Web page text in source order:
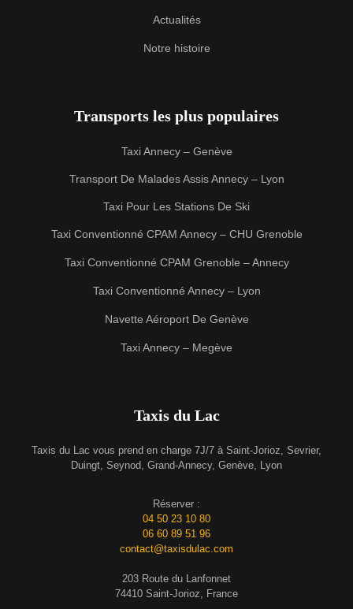
Actualités
Notre histoire
Transports les plus populaires
Taxi Annecy – Genève
Transport De Malades Assis Annecy – Lyon
Taxi Pour Les Stations De Ski
Taxi Conventionné CPAM Annecy – CHU Grenoble
Taxi Conventionné CPAM Grenoble – Annecy
Taxi Conventionné Annecy – Lyon
Navette Aéroport De Genève
Taxi Annecy – Megève
Taxis du Lac
Taxis du Lac vous prend en charge 7J/7 à Saint-Jorioz, Sevrier,
Duingt, Seynod, Grand-Annecy, Genève, Lyon
Réserver :
04 50 23 10 80
06 60 89 51 96
contact@taxisdulac.com
203 Route du Lanfonnet
74410 Saint-Jorioz, France